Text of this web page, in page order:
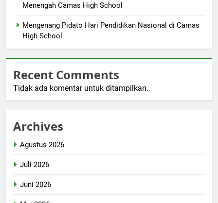
Menengah Camas High School
Mengenang Pidato Hari Pendidikan Nasional di Camas
High School
Recent Comments
Tidak ada komentar untuk ditampilkan.
Archives
Agustus 2026
Juli 2026
Juni 2026